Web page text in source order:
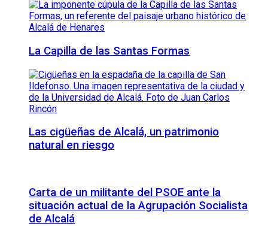
La Capilla de las Santas Formas
Las cigüeñas de Alcalá, un patrimonio
natural en riesgo
Carta de un militante del PSOE ante la
situación actual de la Agrupación Socialista
de Alcalá